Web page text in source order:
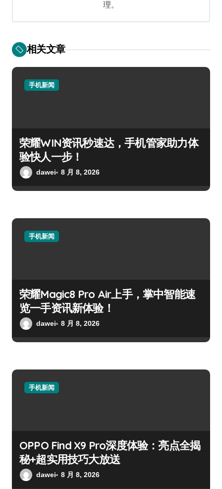
理。
相关文章
手机新闻
荣耀WIN资讯秒速达，手机管家助力体
验快人一步！
dawei 8 月 8, 2026
手机新闻
荣耀Magic8 Pro Air上手，掌中智能速
览一手资讯新体验！
dawei 8 月 8, 2026
手机新闻
OPPO Find X9 Pro深度体验：亮点全揭
秘+超实用技巧大放送
dawei 8 月 8, 2026